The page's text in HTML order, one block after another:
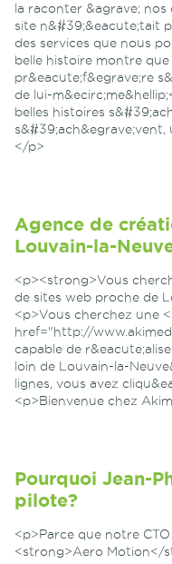
la raconter &agrave;
site n&#39;&eacute;tait
des services que nous
belle histoire montre
pr&eacute;f&egrave;re
de lui-
belles histoires
</p>
Agence de
Louvain-la-
<p><strong>Vous
de sites web proche de
<p>Vous cherchez une
href="http://
capable de
loin de Louvain-la-
lignes, vous avez
<p>Bienvenue chez
Pourquoi Jean-
pilote?
<p>Parce que notre
<strong>Aero Motion</